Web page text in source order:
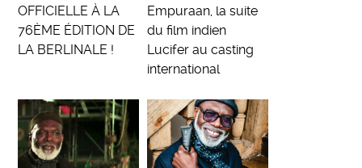
OFFICIELLE À LA
76ÈME ÉDITION DE
LA BERLINALE !
Empuraan, la suite
du film indien
Lucifer au casting
international